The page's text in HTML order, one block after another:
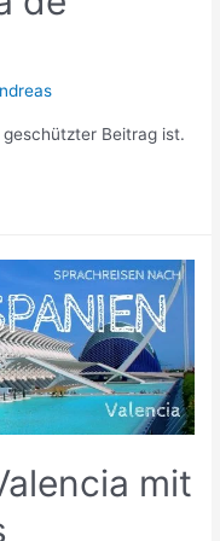
geschützter Beitrag ist.
mit